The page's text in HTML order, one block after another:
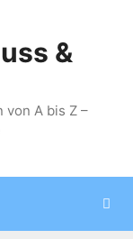
&
von A bis Z –